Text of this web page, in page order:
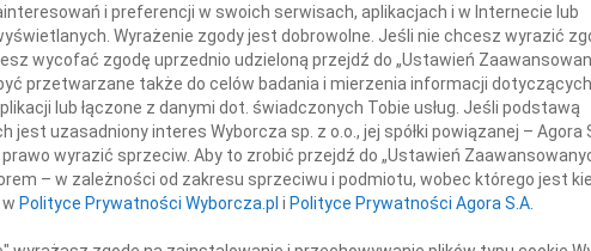
2010 roku zmarła,
74 lata
INNE NEKROLOGI
Ludwik Zbigniew
3 sierpnia 2026 roku
Iwona Justyniak
Z głębokim żalem
Zbigniew Wojdat
Z głębokim
Marek Pliszkiewicz
Z głębokim
i preferencji w swoich serwisach, aplikacjach i w Internecie lub
Wyrażenie zgody jest dobrowolne. Jeśli nie chcesz wyrazić
wycofać zgodę uprzednio udzieloną przejdź do „Ustawień
przetwarzane także do celów badania i mierzenia informacji dotyczących
lub łączone z danymi dot. świadczonych Tobie usług. Jeśli podstawą
uzasadniony interes Wyborcza sp. z o.o., jej spółki powiązanej – Agora
wyrazić sprzeciw. Aby to zrobić przejdź do „Ustawień
– w zależności od zakresu sprzeciwu i podmiotu, wobec którego jest
Polityce Prywatności Wyborcza.pl i Polityce Prywatności Agora S.A.